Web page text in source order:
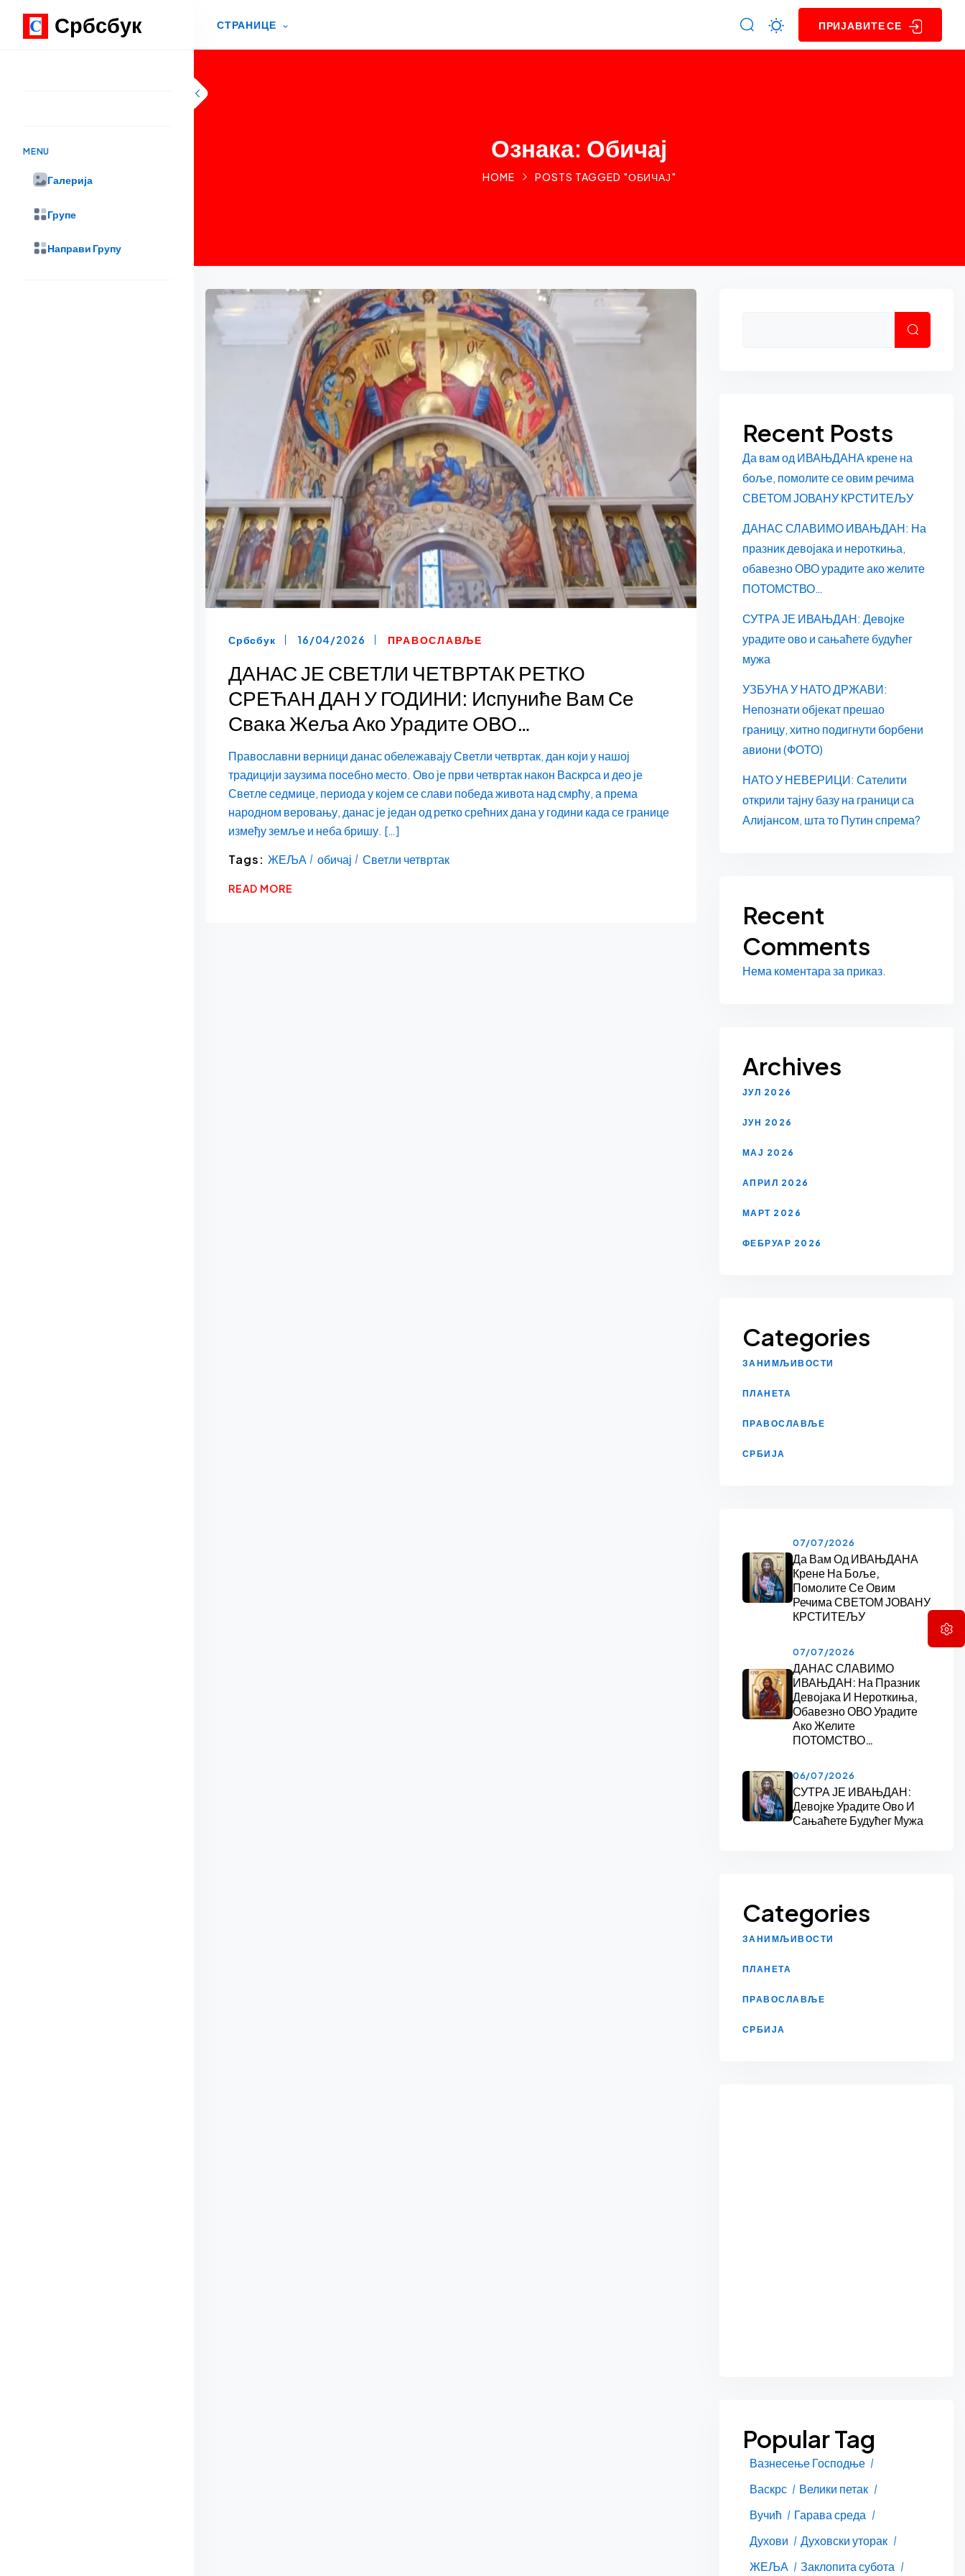
Србсбук
MENU
Галерија
Групе
Направи Групу
СТРАНИЦЕ ПРИЈАВИТЕ СЕ
Ознака: Обичај
HOME POSTS TAGGED "ОБИЧАЈ"
Србсбук 16/04/2026 ПРАВОСЛАВЉЕ
ДАНАС ЈЕ СВЕТЛИ ЧЕТВРТАК РЕТКО
СРЕЋАН ДАН У ГОДИНИ: Испуниће Вам Се
Свака Жеља Ако Урадите ОВО…
Православни верници данас обележавају Светли четвртак, дан који у нашој
традицији заузима посебно место. Ово је први четвртак након Васкрса и део је
Светле седмице, периода у којем се слави победа живота над смрћу, а према
народном веровању, данас је један од ретко срећних дана у години када се границе
између земље и неба бришу. […]
Tags: ЖЕЉА обичај Светли четвртак
READ MORE
Recent Posts
Да вам од ИВАЊДАНА крене на
боље, помолите се овим речима
СВЕТОМ ЈОВАНУ КРСТИТЕЉУ
ДАНАС СЛАВИМО ИВАЊДАН: На
празник девојака и нероткиња,
обавезно ОВО урадите ако желите
ПОТОМСТВО…
СУТРА ЈЕ ИВАЊДАН: Девојке
урадите ово и сањаћете будућег
мужа
УЗБУНА У НАТО ДРЖАВИ:
Непознати објекат прешао
границу, хитно подигнути борбени
авиони (ФОТО)
НАТО У НЕВЕРИЦИ: Сателити
открили тајну базу на граници са
Алијансом, шта то Путин спрема?
Recent
Comments
Нема коментара за приказ.
Archives
ЈУЛ 2026
ЈУН 2026
МАЈ 2026
АПРИЛ 2026
МАРТ 2026
ФЕБРУАР 2026
Categories
ЗАНИМЉИВОСТИ
ПЛАНЕТА
ПРАВОСЛАВЉЕ
СРБИЈА
07/07/2026
Да Вам Од ИВАЊДАНА
Крене На Боље,
Помолите Се Овим
Речима СВЕТОМ ЈОВАНУ
КРСТИТЕЉУ
07/07/2026
ДАНАС СЛАВИМО
ИВАЊДАН: На Празник
Девојака И Нероткиња,
Обавезно ОВО Урадите
Ако Желите
ПОТОМСТВО…
06/07/2026
СУТРА ЈЕ ИВАЊДАН:
Девојке Урадите Ово И
Сањаћете Будућег Мужа
Categories
ЗАНИМЉИВОСТИ
ПЛАНЕТА
ПРАВОСЛАВЉЕ
СРБИЈА
Popular Tag
Вазнесење Господње
Васкрс
Велики петак
Вучић
Гарава среда
Духови
Духовски уторак
ЖЕЉА
Заклопита субота